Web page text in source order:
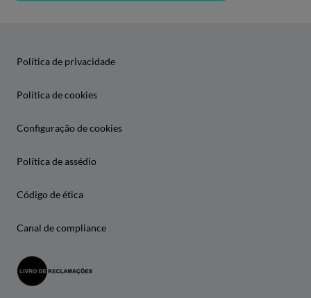
Política de privacidade
Política de cookies
Configuração de cookies
Política de assédio
Código de ética
Canal de compliance